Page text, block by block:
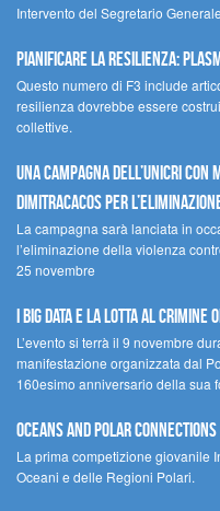
Intervento del Segretario
Pianificare la resilienza:
Questo numero di F3 include
resilienza dovrebbe essere
collettive.
Una campagna dell’UNICRI
Dimitracacos per
La campagna sarà lanciata in
l’eliminazione della violenza
25 novembre
I Big Data e la lotta al crimine
L’evento si terrà il 9 novembre
manifestazione organizzata dal
160esimo anniversario della sua
Oceans and Polar Connections
La prima competizione giovanile
Oceani e delle Regioni Polari.